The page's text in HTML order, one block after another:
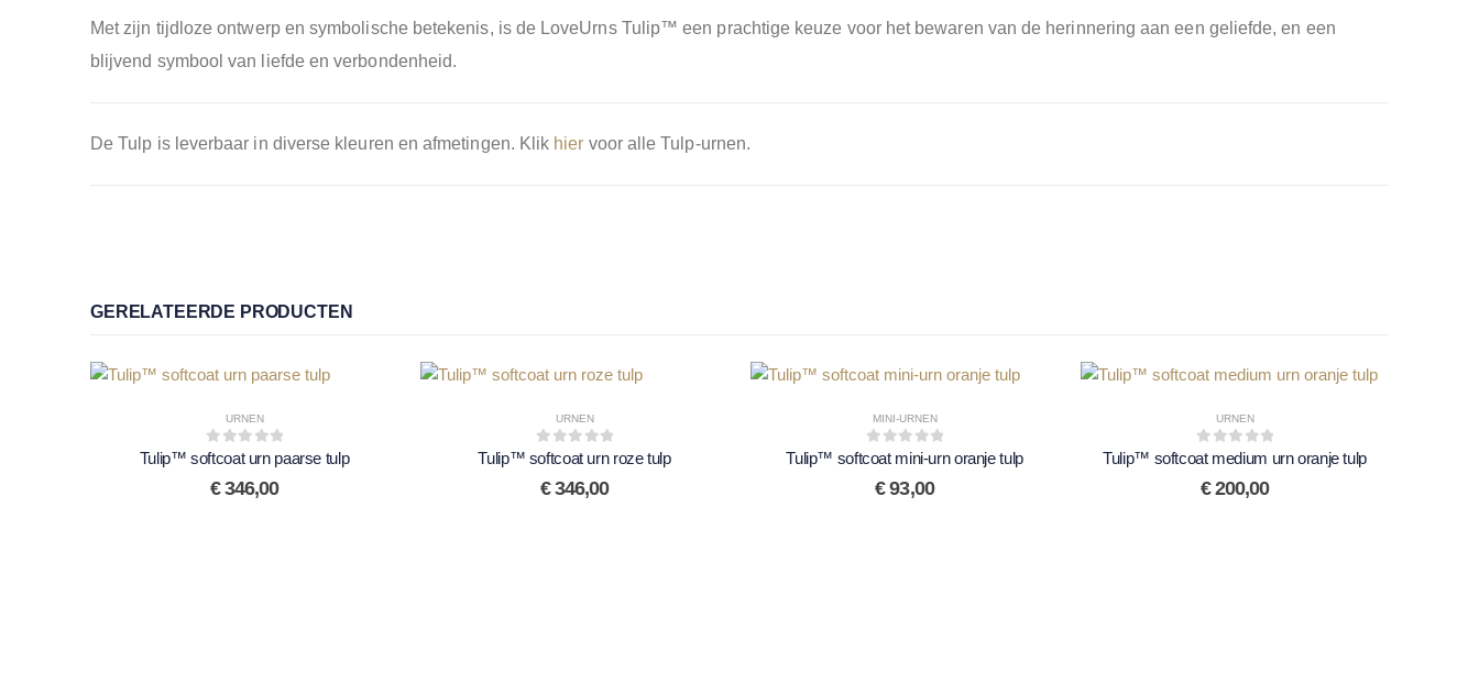
Met zijn tijdloze ontwerp en symbolische betekenis, is de LoveUrns Tulip™ een prachtige keuze voor het bewaren van de herinnering aan een geliefde, en een
blijvend symbool van liefde en verbondenheid.
De Tulp is leverbaar in diverse kleuren en afmetingen. Klik hier voor alle Tulp-urnen.
GERELATEERDE PRODUCTEN
URNEN
0out of 5
Tulip™ softcoat urn paarse tulp
€346,00
URNEN
0out of 5
Tulip™ softcoat urn roze tulp
€346,00
MINI-URNEN
0out of 5
Tulip™ softcoat mini-urn oranje tulp
€93,00
URNEN
0out of 5
Tulip™ softcoat medium urn oranje tulp
€200,00